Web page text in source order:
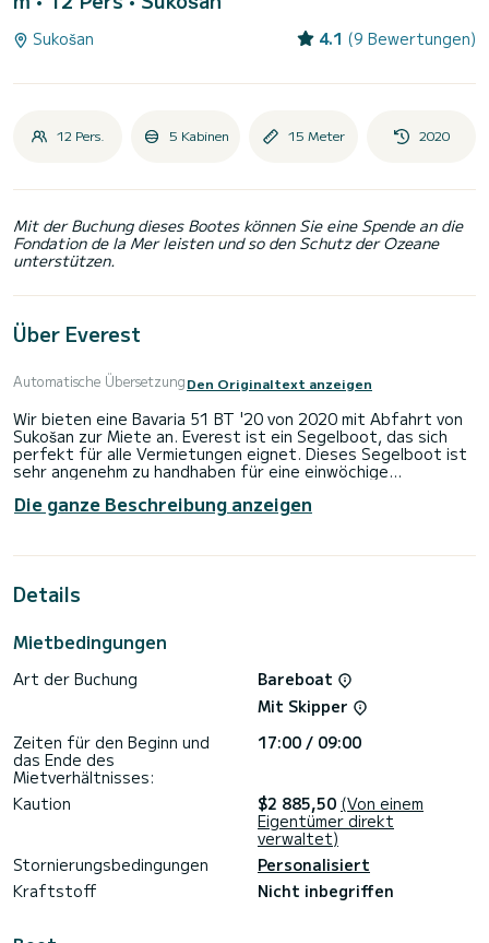
Sukošan 4.1 (9 Bewertungen)
12 Pers. 5 Kabinen 15 Meter 2020
Mit der Buchung dieses Bootes können Sie eine Spende an die
Fondation de la Mer leisten und so den Schutz der Ozeane
unterstützen.
Über Everest
Automatische ÜbersetzungDen Originaltext anzeigen
Wir bieten eine Bavaria 51 BT '20 von 2020 mit Abfahrt von
Sukošan zur Miete an. Everest ist ein Segelboot, das sich
perfekt für alle Vermietungen eignet. Dieses Segelboot ist
sehr angenehm zu handhaben für eine einwöchige
Das Boot verfügt über 5 voll ausgestattete Kabine(n) und
Metern wird es Ihr bester Verbündeter sein, um einen
von Sukošan
ausgestattet.
Dieses Boot ist mit einem Rollgroßsegel und einer Rollgenua
ausgestattet. Es verfügt über folgende Ausstattung:
Autopilot, TV, WLAN und Internet.
Zögern Sie nicht, uns für ein Angebot zu kontaktieren, ein
Die ganze Beschreibung anzeigen
Details
Mietbedingungen
Art der Buchung
Bareboat
Mit Skipper
Zeiten für den Beginn und
das Ende des
Mietverhältnisses:
17:00 / 09:00
Kaution $2 885,50 (Von einem
Eigentümer direkt
verwaltet)
Stornierungsbedingungen
Personalisiert
Kraftstoff
Nicht inbegriffen